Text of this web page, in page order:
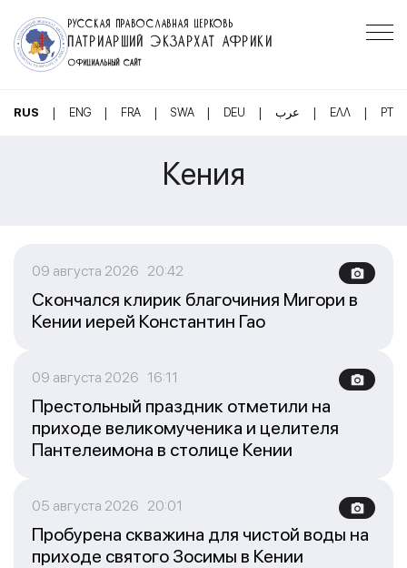
РУССКАЯ ПРАВОСЛАВНАЯ ЦЕРКОВЬ
ПАТРИАРШИЙ ЭКЗАРХАТ АФРИКИ
ОФИЦИАЛЬНЫЙ САЙТ
RUS | ENG | FRA | SWA | DEU | عرب | ΕΛΛ | PT
Кения
09 августа 2026 20:42
Скончался клирик благочиния Мигори в
Кении иерей Константин Гао
09 августа 2026 16:11
Престольный праздник отметили на
приходе великомученика и целителя
Пантелеимона в столице Кении
05 августа 2026 20:01
Пробурена скважина для чистой воды на
приходе святого Зосимы в Кении